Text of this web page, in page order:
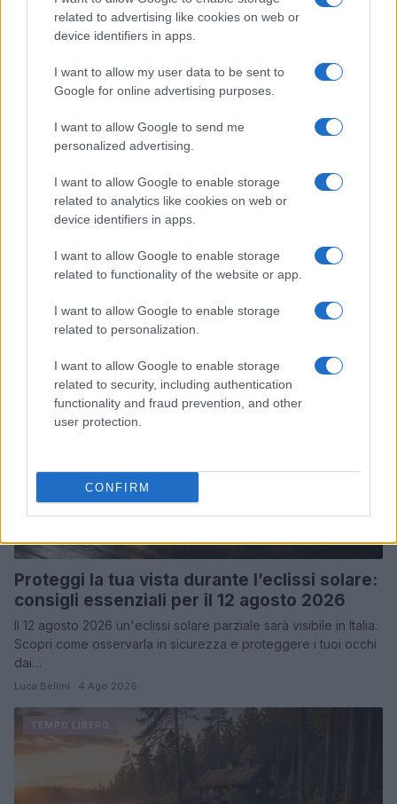
related to advertising like cookies on web or
device identifiers in apps.
I want to allow my user data to be sent to
Google for online advertising purposes.
I want to allow Google to send me
personalized advertising.
I want to allow Google to enable storage
related to analytics like cookies on web or
device identifiers in apps.
I want to allow Google to enable storage
related to functionality of the website or app.
I want to allow Google to enable storage
related to personalization.
I want to allow Google to enable storage
related to security, including authentication
functionality and fraud prevention, and other
user protection.
CONFIRM
Vacanze e ansia da prestazione: come
gestire lo stress
Le vacanze dovrebbero essere un momento di relax, ma per
molti italiani si trasformano in una fonte di stress. Scopri come
gestire…
Tempo libero VEDI TUTTI →
TEMPO LIBERO
Proteggi la tua vista durante l’eclissi solare:
consigli essenziali per il 12 agosto 2026
Il 12 agosto 2026 un'eclissi solare parziale sarà visibile in Italia.
Scopri come osservarla in sicurezza e proteggere i tuoi occhi
dai…
Luca Bellini · 4 Ago 2026